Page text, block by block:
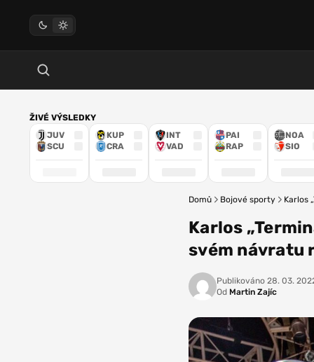
ŽIVÉ VÝSLEDKY
JUV
SCU
KUP
CRA
INT
VAD
PAI
RAP
NOA
SIO
Domů Bojové sporty Karlos
Karlos
svém návratu
Publikováno 28. 03.
Od Martin Zajíc